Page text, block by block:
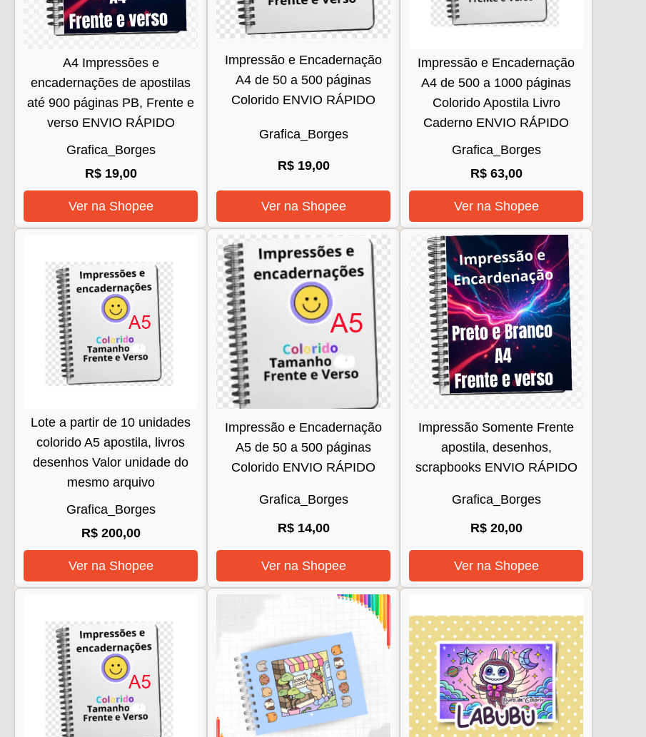
A4 Impressões e
encadernações de apostilas
até 900 páginas PB, Frente e
verso ENVIO RÁPIDO
Grafica_Borges
R$ 19,00
Ver na Shopee
Impressão e Encadernação
A4 de 50 a 500 páginas
Colorido ENVIO RÁPIDO
Grafica_Borges
R$ 19,00
Ver na Shopee
Impressão e Encadernação
A4 de 500 a 1000 páginas
Colorido Apostila Livro
Caderno ENVIO RÁPIDO
Grafica_Borges
R$ 63,00
Ver na Shopee
Lote a partir de 10 unidades
colorido A5 apostila, livros
desenhos Valor unidade do
mesmo arquivo
Grafica_Borges
R$ 200,00
Ver na Shopee
Impressão e Encadernação
A5 de 50 a 500 páginas
Colorido ENVIO RÁPIDO
Grafica_Borges
R$ 14,00
Ver na Shopee
Impressão Somente Frente
apostila, desenhos,
scrapbooks ENVIO RÁPIDO
Grafica_Borges
R$ 20,00
Ver na Shopee